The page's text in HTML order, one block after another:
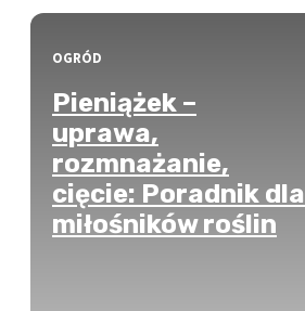
OGRÓD
Pieniążek –
uprawa,
rozmnażanie,
cięcie: Poradnik dla
miłośników roślin